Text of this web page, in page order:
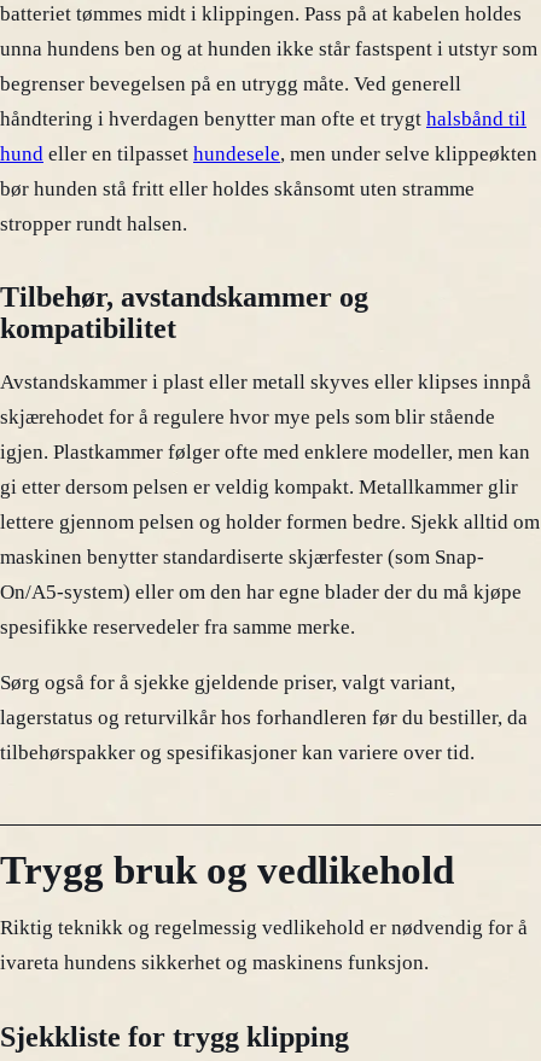
batteriet tømmes midt i klippingen. Pass på at kabelen holdes
unna hundens ben og at hunden ikke står fastspent i utstyr som
begrenser bevegelsen på en utrygg måte. Ved generell
håndtering i hverdagen benytter man ofte et trygt halsbånd til
hund eller en tilpasset hundesele, men under selve klippeøkten
bør hunden stå fritt eller holdes skånsomt uten stramme
stropper rundt halsen.
Tilbehør, avstandskammer og
kompatibilitet
Avstandskammer i plast eller metall skyves eller klipses innpå
skjærehodet for å regulere hvor mye pels som blir stående
igjen. Plastkammer følger ofte med enklere modeller, men kan
gi etter dersom pelsen er veldig kompakt. Metallkammer glir
lettere gjennom pelsen og holder formen bedre. Sjekk alltid om
maskinen benytter standardiserte skjærfester (som Snap-
On/A5-system) eller om den har egne blader der du må kjøpe
spesifikke reservedeler fra samme merke.
Sørg også for å sjekke gjeldende priser, valgt variant,
lagerstatus og returvilkår hos forhandleren før du bestiller, da
tilbehørspakker og spesifikasjoner kan variere over tid.
Trygg bruk og vedlikehold
Riktig teknikk og regelmessig vedlikehold er nødvendig for å
ivareta hundens sikkerhet og maskinens funksjon.
Sjekkliste for trygg klipping